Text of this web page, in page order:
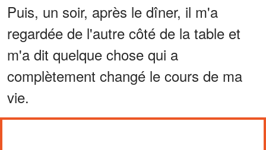
Puis, un soir, après le dîner, il m'a
regardée de l'autre côté de la table et
m'a dit quelque chose qui a
complètement changé le cours de ma
vie.